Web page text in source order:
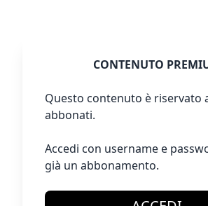
CONTENUTO
Questo contenuto è riservato
abbonati.
Accedi con username e
già un abbonamento.